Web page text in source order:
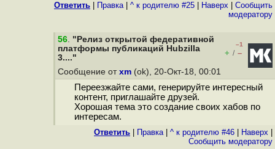
Ответить Правка| ^ к родителю #25 Наверх
Cообщить
модератору
56. "Релиз открытой федеративной
платформы публикаций Hubzilla
3...."
–1
+ / –
Сообщение от xm (ok), 20-Окт-18, 00:01
Переезжайте сами, генерируйте интересный
контент, приглашайте друзей.
Хорошая тема это создание своих хабов по
интересам.
Ответить Правка| ^ к родителю #46 Наверх
Cообщить модератору